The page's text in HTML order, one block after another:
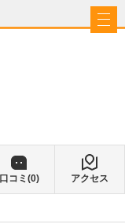
口コミ(0) アクセス